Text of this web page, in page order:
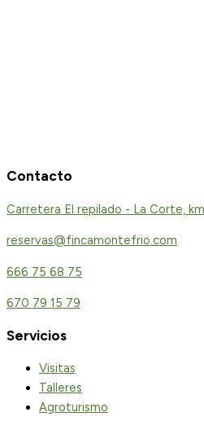
Contacto
Carretera El repilado - La Corte,
reservas@fincamontefrio.com
666 75 68 75
670 79 15 79
Servicios
Visitas
Talleres
Agroturismo